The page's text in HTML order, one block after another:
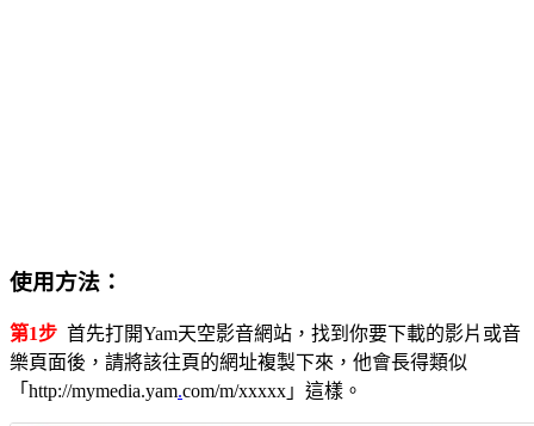
使用方法：
第1步 首先打開Yam天空影音網站，找到你要下載的影片或音
樂頁面後，請將該往頁的網址複製下來，他會長得類似
「http://mymedia.yam.com/m/xxxxx」這樣。